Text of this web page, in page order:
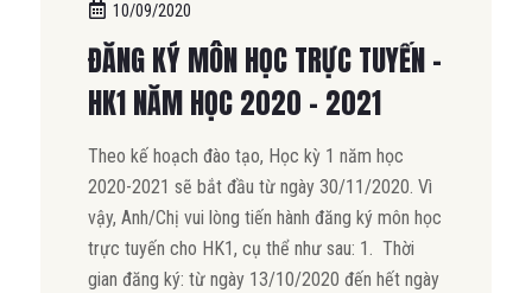
10/09/2020
ĐĂNG KÝ MÔN HỌC TRỰC TUYẾN –
HK1 NĂM HỌC 2020 – 2021
Theo kế hoạch đào tạo, Học kỳ 1 năm học
2020-2021 sẽ bắt đầu từ ngày 30/11/2020. Vì
vậy, Anh/Chị vui lòng tiến hành đăng ký môn học
trực tuyến cho HK1, cụ thể như sau: 1. Thời
gian đăng ký: từ ngày 13/10/2020 đến hết ngày